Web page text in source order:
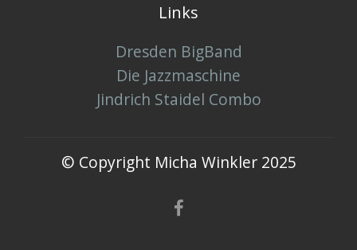
Links
Dresden BigBand
Die Jazzmaschine
Jindrich Staidel Combo
© Copyright Micha Winkler 2025